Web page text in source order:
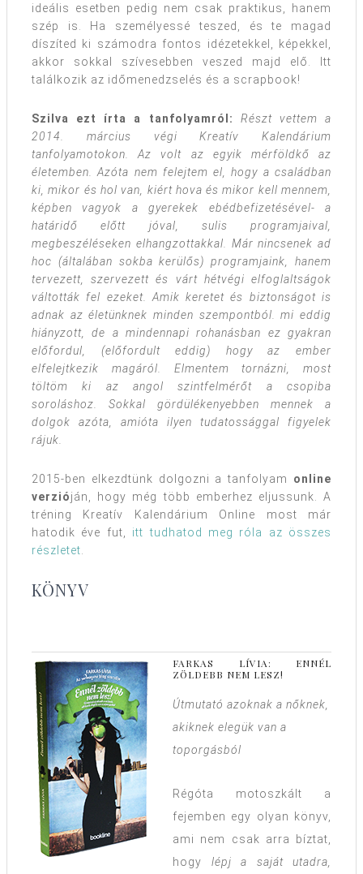
ideális esetben pedig nem csak praktikus, hanem
szép is. Ha személyessé teszed, és te magad
díszíted ki számodra fontos idézetekkel, képekkel,
akkor sokkal szívesebben veszed majd elő. Itt
találkozik az időmenedzselés és a scrapbook!
Szilva ezt írta a tanfolyamról:
Részt vettem a
2014. március végi Kreatív Kalendárium
tanfolyamotokon. Az volt az egyik mérföldkő az
életemben. Azóta nem felejtem el, hogy a családban
ki, mikor és hol van, kiért hova és mikor kell mennem,
képben vagyok a gyerekek ebédbefizetésével- a
határidő előtt jóval, sulis programjaival,
megbeszéléseken elhangzottakkal. Már nincsenek ad
hoc (általában sokba kerülős) programjaink, hanem
tervezett, szervezett és várt hétvégi elfoglaltságok
váltották fel ezeket. Amik keretet és biztonságot is
adnak az életünknek minden szempontból. mi eddig
hiányzott, de a mindennapi rohanásban ez gyakran
előfordul, (előfordult eddig) hogy az ember
elfelejtkezik magáról. Elmentem tornázni, most
töltöm ki az angol szintfelmérőt a csopiba
soroláshoz. Sokkal gördülékenyebben mennek a
dolgok azóta, amióta ilyen tudatossággal figyelek
rájuk.
2015-ben elkezdtünk dolgozni a tanfolyam online
verzióján, hogy még több emberhez eljussunk. A
tréning Kreatív Kalendárium Online most már
hatodik éve fut, itt tudhatod meg róla az összes
részletet
KÖNYV
FARKAS LÍVIA: ENNÉL
ZÖLDEBB NEM LESZ!
Útmutató azoknak a nőknek,
akiknek elegük van a
toporgásból
Régóta motoszkált a
fejemben egy olyan könyv,
ami nem csak arra bíztat,
hogy lépj a saját utadra,